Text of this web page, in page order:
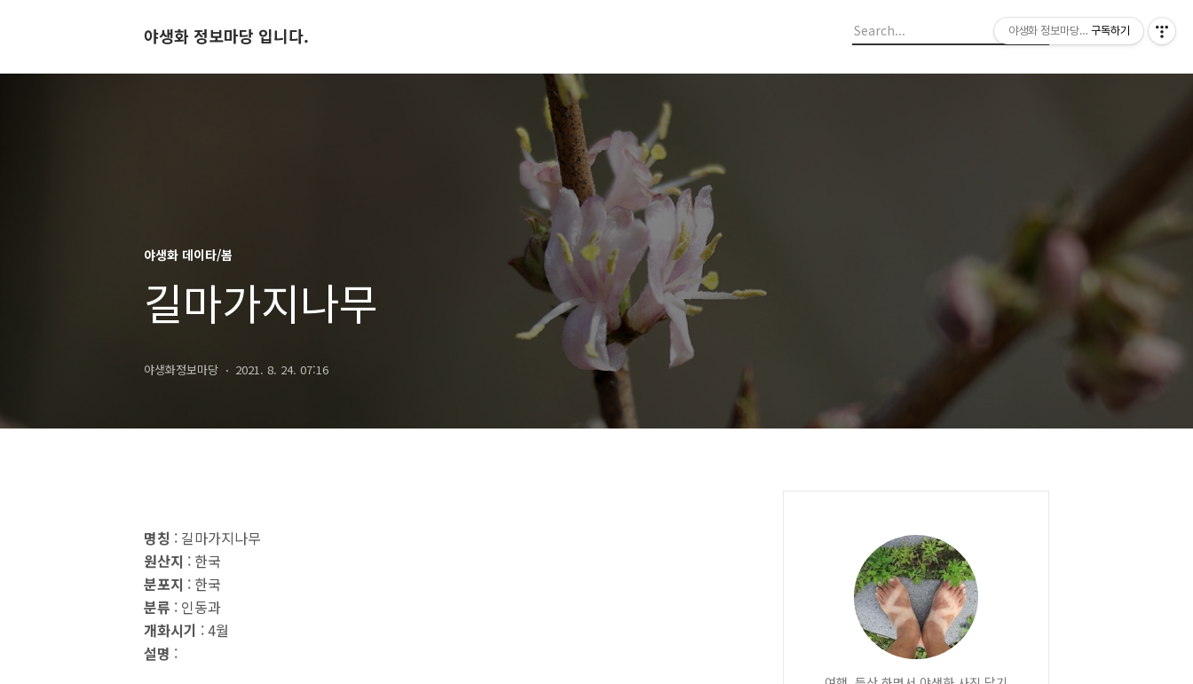
야생화 정보마당 입니다.
야생화 데이타/봄
길마가지나무
야생화정보마당 2021. 8. 24. 07:16
명칭 : 길마가지나무
원산지 : 한국
분포지 : 한국
분류 : 인동과
개화시기 : 4월
설명 :
야생화 정보마당 입니다.
구독하기